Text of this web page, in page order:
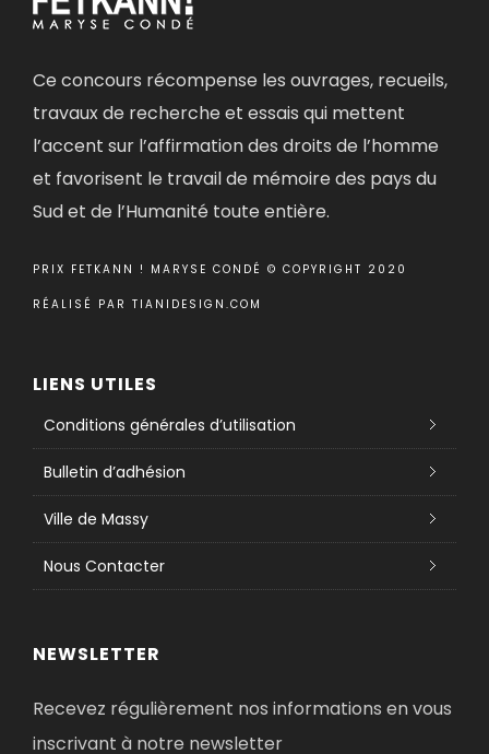
Ce concours récompense les ouvrages, recueils,
travaux de recherche et essais qui mettent
l’accent sur l’affirmation des droits de l’homme
et favorisent le travail de mémoire des pays du
Sud et de l’Humanité toute entière.
PRIX FETKANN ! MARYSE CONDÉ © COPYRIGHT 2020
RÉALISÉ PAR TIANIDESIGN.COM
LIENS UTILES
Conditions générales d’utilisation
Bulletin d’adhésion
Ville de Massy
Nous Contacter
NEWSLETTER
Recevez régulièrement nos informations en vous
inscrivant à notre newsletter